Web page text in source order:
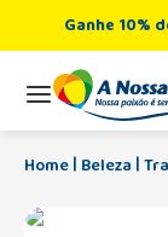
Ganhe 10%
Beleza